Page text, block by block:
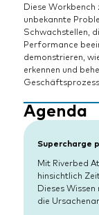
Diese
unbekannte
Schwachstellen,
Performance
demonstrieren,
erkennen und
Agenda
Supercharge
Mit Riverbed
hinsichtlich
Dieses
die